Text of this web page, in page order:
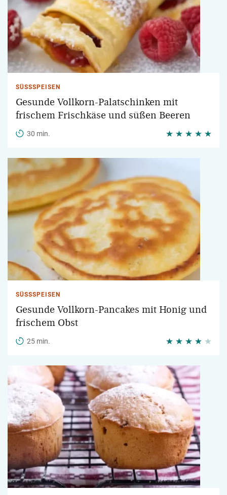
SÜSSSPEISEN
Gesunde Vollkorn-Palatschinken mit
frischem Frischkäse und süßen Beeren
30 min.
SÜSSSPEISEN
Gesunde Vollkorn-Pancakes mit Honig und
frischem Obst
25 min.